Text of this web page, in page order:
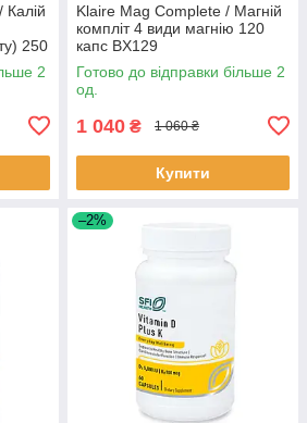
250
2
Klaire Mag Complete / Магній
компліт 4 види магнію 120
капс BX129
Готово до відправки більше 2
од.
1 040 ₴ 1 060 ₴
Купити
–2%